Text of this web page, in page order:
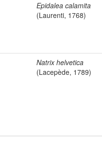
Epidalea calamita
(Laurenti, 1768)
Natrix helvetica
(Lacepède, 1789)